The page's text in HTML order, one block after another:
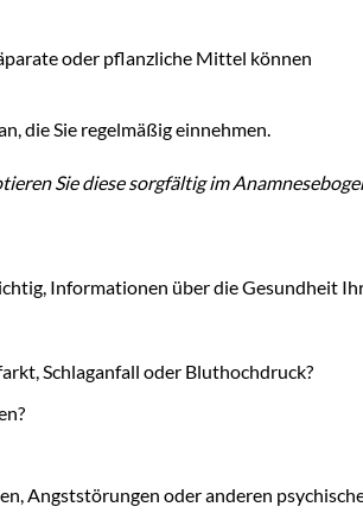
oder pflanzliche Mittel können
die Sie regelmäßig einnehmen.
Sie diese sorgfältig im
Informationen über die Gesundheit
Schlaganfall oder Bluthochdruck?
Angststörungen oder anderen